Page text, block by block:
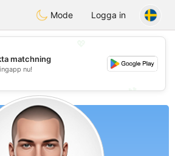
Tunisia Dating
Mode Logga in
💕
💕
matchning
nu!